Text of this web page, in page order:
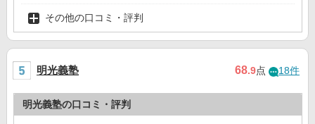
その他の口コミ・評判
明光義塾 68.9点 18件
明光義塾の口コミ・評判